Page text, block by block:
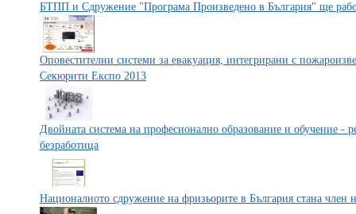
БТПП и Сдружение "Програма Произведено в България" ще
Оповестителни системи за евакуация, интегрирани с
Секюрити Експо 2013
Двойната система на професионално образование и обучение -
безработица
Националното сдружение на фризьорите в България стана член